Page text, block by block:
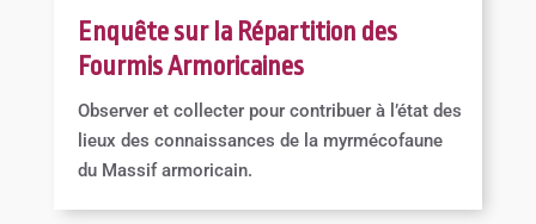
Enquête sur la Répartition des
Fourmis Armoricaines
Observer et collecter pour contribuer à l’état des
lieux des connaissances de la myrmécofaune
du Massif armoricain.